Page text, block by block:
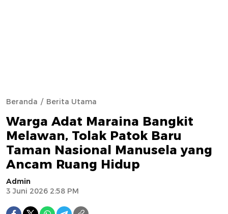
Beranda Berita Utama
Warga Adat Maraina Bangkit
Melawan, Tolak Patok Baru
Taman Nasional Manusela yang
Ancam Ruang Hidup
Admin
3 Juni 2026 2:58 PM